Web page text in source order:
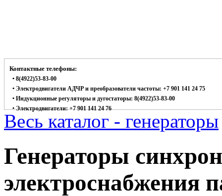
Контактные телефоны:
• 8(4922)53-83-00
• Электродвигатели АДЧР и преобразователи частоты: +7 901 141 24 75
• Индукционные регуляторы и дугостаторы: 8(4922)53-83-00
• Электродвигатели: +7 901 141 24 76
Весь каталог - генераторы
Генераторы
электроснабжения